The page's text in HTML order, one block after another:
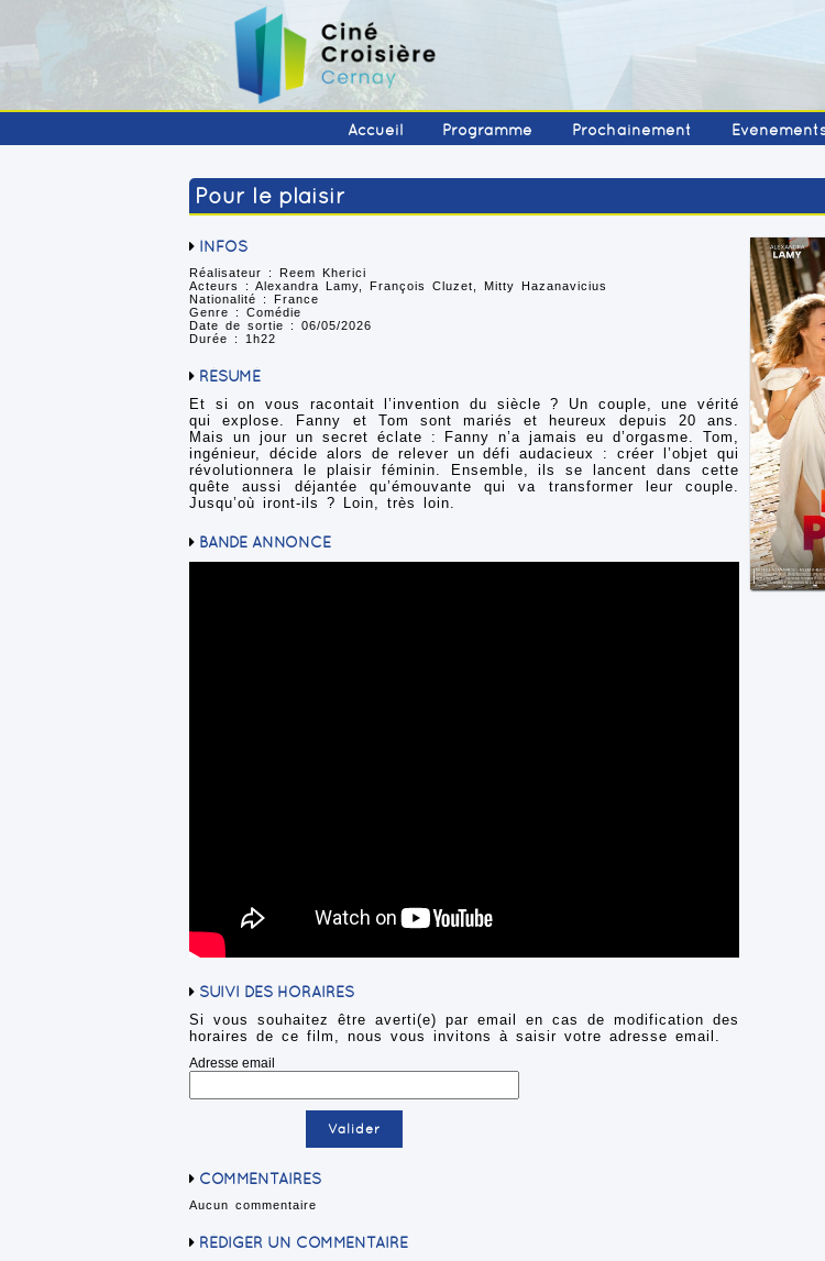
Accueil Programme Prochainement
Pour le plaisir
INFOS
Réalisateur : Reem Kherici
Acteurs : Alexandra Lamy, François Cluzet, Mitty Hazanavicius
Nationalité : France
Genre : Comédie
Date de sortie : 06/05/2026
Durée : 1h22
RÉSUMÉ
Et si on vous racontait l’invention du siècle ? Un couple, une vérité
qui explose. Fanny et Tom sont mariés et heureux depuis 20 ans.
Mais un jour un secret éclate : Fanny n’a jamais eu d’orgasme. Tom,
ingénieur, décide alors de relever un défi audacieux : créer l’objet qui
révolutionnera le plaisir féminin. Ensemble, ils se lancent dans cette
quête aussi déjantée qu’émouvante qui va transformer leur couple.
Jusqu’où iront-ils ? Loin, très loin.
BANDE ANNONCE
SUIVI DES HORAIRES
Si vous souhaitez être averti(e) par email en cas de modification des
horaires de ce film, nous vous invitons à saisir votre adresse email.
Adresse email
COMMENTAIRES
Aucun commentaire
RÉDIGER UN COMMENTAIRE